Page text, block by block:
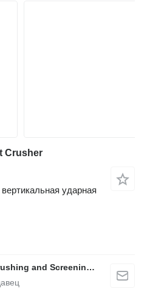
Crusher
ударная
FABO Mobile & Stationary Crushing and Screening Plants | Concrete Batching Plants Manufacturer